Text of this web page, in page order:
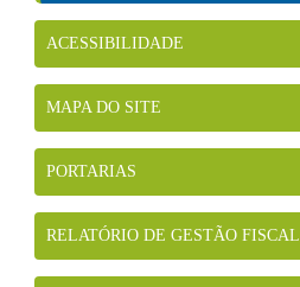
ACESSIBILIDADE
MAPA DO SITE
PORTARIAS
RELATÓRIO DE GESTÃO FISCAL